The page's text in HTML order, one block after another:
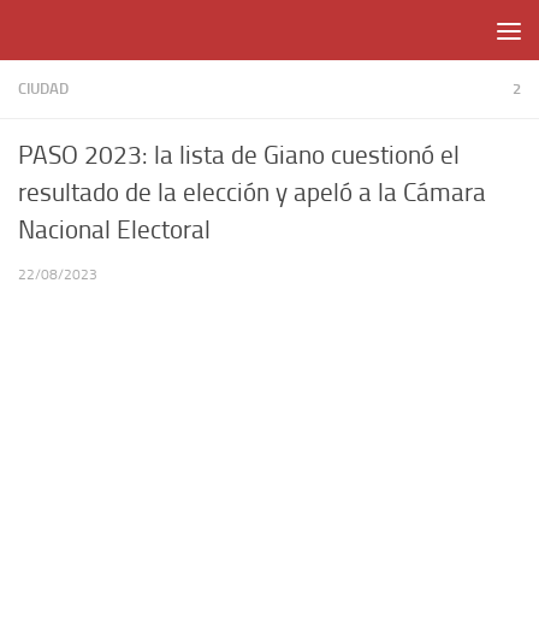
CIUDAD 2
PASO 2023: la lista de Giano cuestionó el
resultado de la elección y apeló a la Cámara
Nacional Electoral
22/08/2023